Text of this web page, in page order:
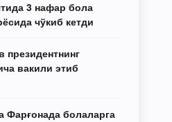
3 нафар бола
чўкиб кетди
президентнинг
вакили этиб
Фарғонада болаларга